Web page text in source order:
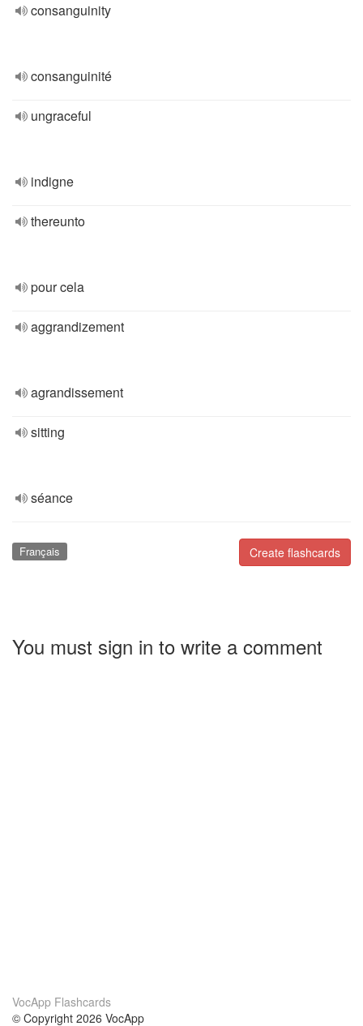
consanguinity
consanguinité
ungraceful
indigne
thereunto
pour cela
aggrandizement
agrandissement
sitting
séance
Create flashcards
Français
You must sign in to write a comment
VocApp Flashcards
© Copyright 2026 VocApp